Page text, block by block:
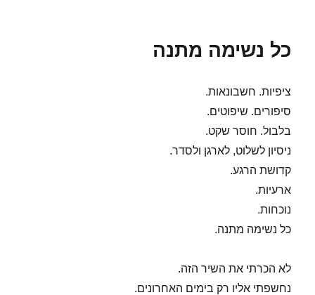
כל נשימה מתנה
ציפיות. חשבונאות.
סיפורים. שיפוטים.
בלבול. חוסר שקט.
ניסיון לשלוט, לארגן ולסדר.
קדושת הרגע.
ארעיות.
נוכחות.
כל נשימה מתנה.
לא הכרתי את השיר הזה.
נחשפתי אליו רק בימים האחרונים.